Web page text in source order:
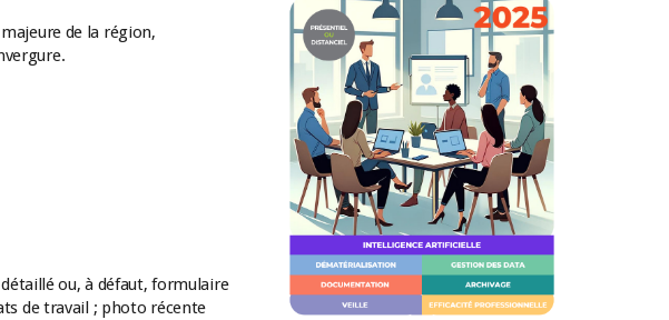
de la région,
ou, à défaut, formulaire
de travail ; photo récente